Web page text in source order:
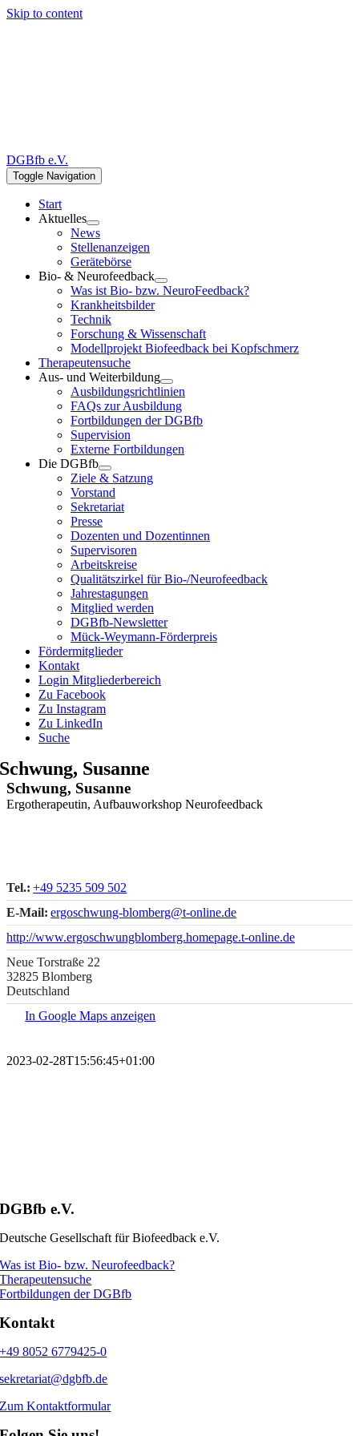
Skip to content
DGBfb e.V.
Toggle Navigation
Start
Aktuelles
News
Stellenanzeigen
Gerätebörse
Bio- & Neurofeedback
Was ist Bio- bzw. NeuroFeedback?
Krankheitsbilder
Technik
Forschung & Wissenschaft
Modellprojekt Biofeedback bei Kopfschmerz
Therapeutensuche
Aus- und Weiterbildung
Ausbildungsrichtlinien
FAQs zur Ausbildung
Fortbildungen der DGBfb
Supervision
Externe Fortbildungen
Die DGBfb
Ziele & Satzung
Vorstand
Sekretariat
Presse
Dozenten und Dozentinnen
Supervisoren
Arbeitskreise
Qualitätszirkel für Bio-/Neurofeedback
Jahrestagungen
Mitglied werden
DGBfb-Newsletter
Mück-Weymann-Förderpreis
Fördermitglieder
Kontakt
Login Mitgliederbereich
Zu Facebook
Zu Instagram
Zu LinkedIn
Suche
Schwung, Susanne
Schwung, Susanne
Ergotherapeutin, Aufbauworkshop Neurofeedback
Tel.: +49 5235 509 502
E-Mail: ergoschwung-blomberg@t-online.de
http://www.ergoschwungblomberg.homepage.t-online.de
Neue Torstraße 22
32825 Blomberg
Deutschland
In Google Maps anzeigen
2023-02-28T15:56:45+01:00
DGBfb e.V.
Deutsche Gesellschaft für Biofeedback e.V.
Was ist Bio- bzw. Neurofeedback?
Therapeutensuche
Fortbildungen der DGBfb
Kontakt
+49 8052 6779425-0
sekretariat@dgbfb.de
Zum Kontaktformular